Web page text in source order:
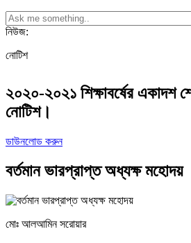
নিউজ:
নোটিশ
২০২০-২০২১ শিক্ষাবর্ষের একাদশ
নোটিশ।
ডাউনলোড করুন
বর্তমান ভারপ্রাপ্ত অধ্যক্ষ মহোদয়
মোঃ আলআমিন সরোয়ার